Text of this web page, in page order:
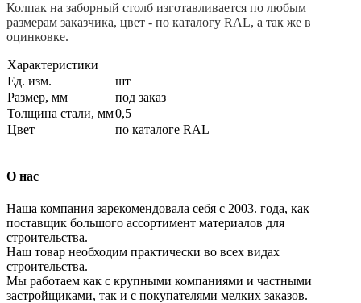
Колпак на заборный столб изготавливается по любым
размерам заказчика, цвет - по каталогу RAL, а так же в
оцинковке.
Характеристики
Ед. изм.
шт
Размер, мм
под заказ
Толщина стали, мм0,5
Цвет
по каталогe RAL
О нас
Наша компания зарекомендовала себя с 2003. года, как
поставщик большого ассортимент материалов для
строительства.
Наш товар необходим практически во всех видах
строительства.
Мы работаем как с крупными компаниями и частными
застройщиками, так и с покупателями мелких заказов.